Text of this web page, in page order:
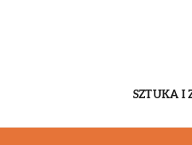
SZTUKA I